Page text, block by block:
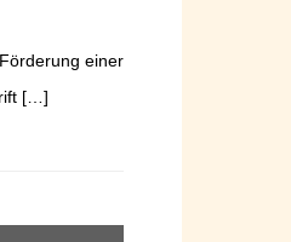
einer
[…]